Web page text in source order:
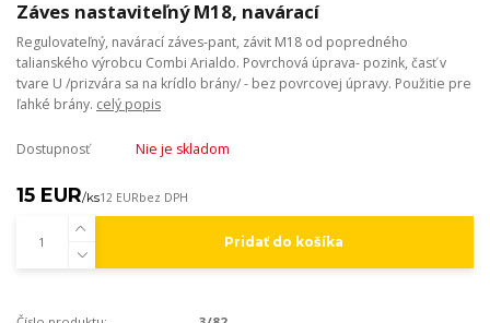
Záves nastaviteľný M18, navárací
Regulovateľný, navárací záves-pant, závit M18 od popredného
talianského výrobcu Combi Arialdo. Povrchová úprava- pozink, časť v
tvare U /prizvára sa na krídlo brány/ - bez povrcovej úpravy. Použitie pre
ľahké brány. celý popis
Dostupnosť Nie je skladom
15 EUR/ks12 EURbez DPH
Pridať do košíka